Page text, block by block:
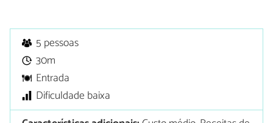
5 pessoas
30m
Entrada
Dificuldade baixa